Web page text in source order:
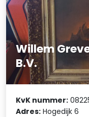
Willem
B.V.
KvK nummer:
Adres: Hogedijk 6